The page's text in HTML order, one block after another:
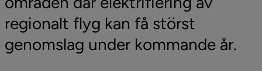
regionalt flyg kan få störst
genomslag under kommande år.